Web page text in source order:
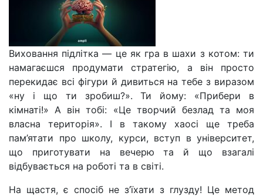
Виховання підлітка — це як гра в шахи з котом: ти
намагаєшся продумати стратегію, а він просто
перекидає всі фігури й дивиться на тебе з виразом
«ну і що ти зробиш?». Ти йому: «Прибери в
кімнаті!» А він тобі: «Це творчий безлад та моя
власна територія». І в такому хаосі ще треба
пам’ятати про школу, курси, вступ в університет,
що приготувати на вечерю та й що взагалі
відбувається на роботі та в світі.
На щастя, є спосіб не з’їхати з глузду! Це метод